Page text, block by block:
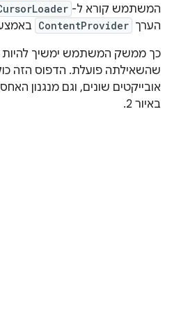
המשתמש קורא ל-
הערך ContentProvider
כך ממשק המשתמש ימשיך להיות
שהשאילתה פועלת. הדפוס הזה
אובייקטים שונים, וגם מנגנון
באיור 2.